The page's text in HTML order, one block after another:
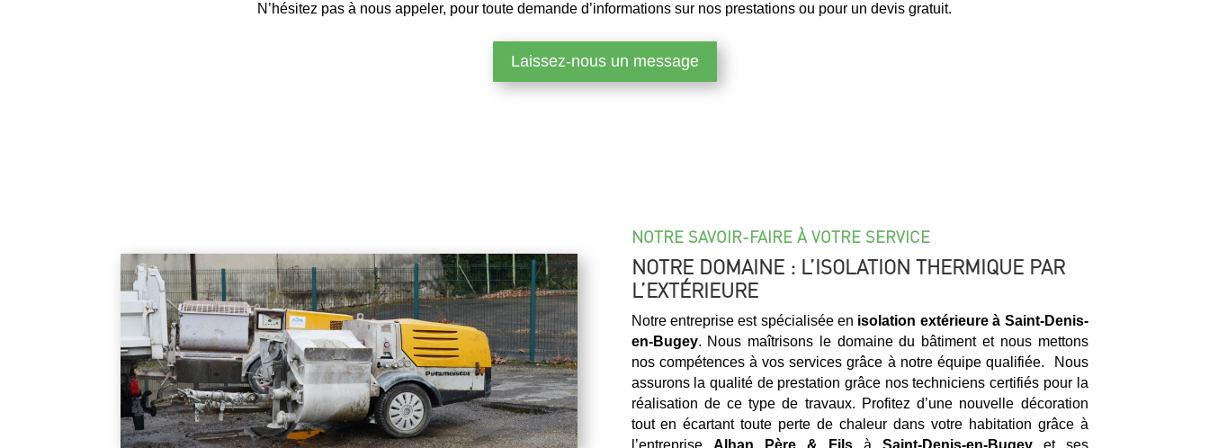
N’hésitez pas à nous appeler, pour toute demande d’informations sur nos prestations ou pour un devis gratuit.
Laissez-nous un message
NOTRE SAVOIR-FAIRE À VOTRE SERVICE
NOTRE DOMAINE : L’ISOLATION THERMIQUE PAR
L’EXTÉRIEURE
Notre entreprise est spécialisée en isolation extérieure à Saint-Denis-
en-Bugey. Nous maîtrisons le domaine du bâtiment et nous mettons
nos compétences à vos services grâce à notre équipe qualifiée. Nous
assurons la qualité de prestation grâce nos techniciens certifiés pour la
réalisation de ce type de travaux. Profitez d’une nouvelle décoration
tout en écartant toute perte de chaleur dans votre habitation grâce à
l’entreprise Alhan Père & Filsà Saint-Denis-en-Bugey et ses